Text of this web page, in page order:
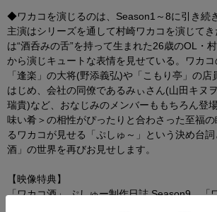
◆ワカコを演じるのは、Season1～8に引き続
主演はシリーズを通して村崎ワカコを演じて
は“酒呑みの舌”を持って生まれた26歳のOL・
から演じキュートな表情を見せている。ワカ
「逢楽」の大将(野添義弘)や「こもり亭」の
はじめ、会社の同僚であるみぃさん(山田キヌ
瑞貴)など、おなじみのメンバーももちろん登
味い肴＞の相性がぴったりと合わさった至福
るワカコが見せる「ぷしゅ～」という決め台
酒」の世界を再びお見せします。
【映像特典】
「ワカコ酒」 ぷしゅー制作日誌 Season9、「